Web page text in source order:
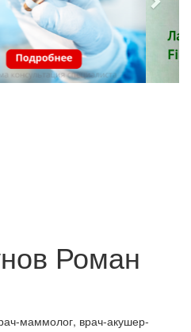
Роман
маммолог, врач-акушер-